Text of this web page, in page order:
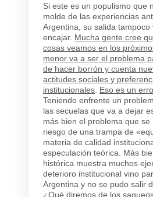
Si este es un populismo que
molde de las experiencias
Argentina, su salida tampoco
encajar. Mucha gente cree
cosas veamos en los
menor va a ser el problema
de hacer borrón y cuenta
actitudes sociales y
institucionales Eso es un
Teniendo enfrente un
las secuelas que va a dejar
más bien el problema que se
riesgo de una trampa de
materia de calidad
especulación teórica. Más
histórica muestra muchos
deterioro institucional vino
Argentina y no se pudo salir
¿Qué diremos de los